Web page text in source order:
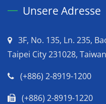
Unsere Adresse
3F, No. 135, Ln. 235,
Taipei City 231028, Taiwan
(+886) 2-8919-1200
(+886) 2-8919-1220